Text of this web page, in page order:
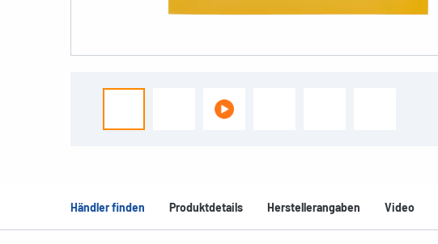
Händler finden Produktdetails Herstellerangaben Video